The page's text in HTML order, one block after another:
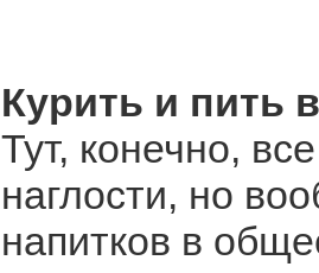
Курить и пить
Тут, конечно,
наглости, но
напитков в